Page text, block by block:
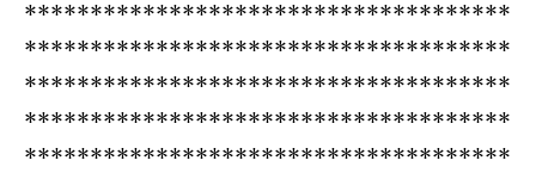
*************************************
*************************************
*************************************
*************************************
*************************************